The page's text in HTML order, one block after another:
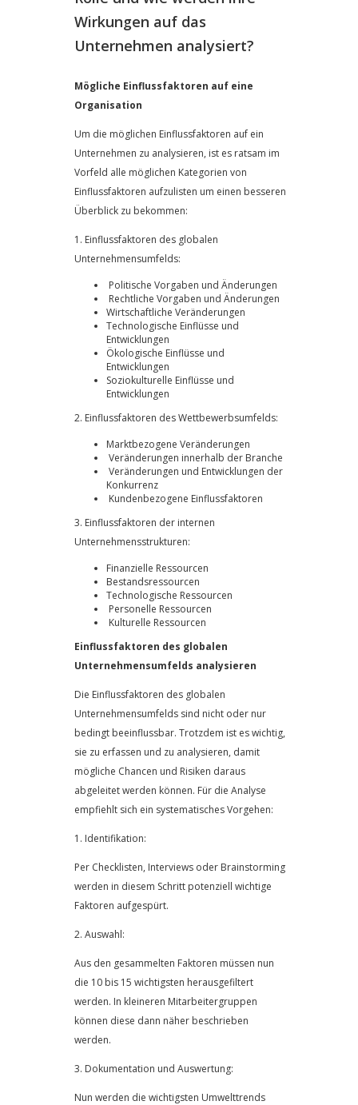
Wirkungen auf das
Unternehmen analysiert?
Mögliche Einflussfaktoren auf eine
Organisation
Um die möglichen Einflussfaktoren auf ein
Unternehmen zu analysieren, ist es ratsam im
Vorfeld alle möglichen Kategorien von
Einflussfaktoren aufzulisten um einen besseren
Überblick zu bekommen:
1. Einflussfaktoren des globalen
Unternehmensumfelds:
Politische Vorgaben und Änderungen
Rechtliche Vorgaben und Änderungen
Wirtschaftliche Veränderungen
Technologische Einflüsse und
Entwicklungen
Ökologische Einflüsse und
Entwicklungen
Soziokulturelle Einflüsse und
Entwicklungen
2. Einflussfaktoren des Wettbewerbsumfelds:
Marktbezogene Veränderungen
Veränderungen innerhalb der Branche
Veränderungen und Entwicklungen der
Konkurrenz
Kundenbezogene Einflussfaktoren
3. Einflussfaktoren der internen
Unternehmensstrukturen:
Finanzielle Ressourcen
Bestandsressourcen
Technologische Ressourcen
Personelle Ressourcen
Kulturelle Ressourcen
Einflussfaktoren des globalen
Unternehmensumfelds analysieren
Die Einflussfaktoren des globalen
Unternehmensumfelds sind nicht oder nur
bedingt beeinflussbar. Trotzdem ist es wichtig,
sie zu erfassen und zu analysieren, damit
mögliche Chancen und Risiken daraus
abgeleitet werden können. Für die Analyse
empfiehlt sich ein systematisches Vorgehen:
1. Identifikation:
Per Checklisten, Interviews oder Brainstorming
werden in diesem Schritt potenziell wichtige
Faktoren aufgespürt.
2. Auswahl:
Aus den gesammelten Faktoren müssen nun
die 10 bis 15 wichtigsten herausgefiltert
werden. In kleineren Mitarbeitergruppen
können diese dann näher beschrieben
werden.
3. Dokumentation und Auswertung:
Nun werden die wichtigsten Umwelttrends